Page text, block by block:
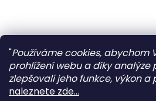
"Používáme cookies, abychom
prohlížení webu a díky analýze
zlepšovali jeho funkce, výkon a
naleznete zde...